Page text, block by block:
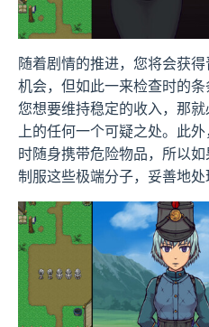
随着剧情的推进，您将会获
机会，但如此一来检查时的
您想要维持稳定的收入，那
上的任何一个可疑之处。此
时随身携带危险物品，所以
制服这些极端分子，妥善地处